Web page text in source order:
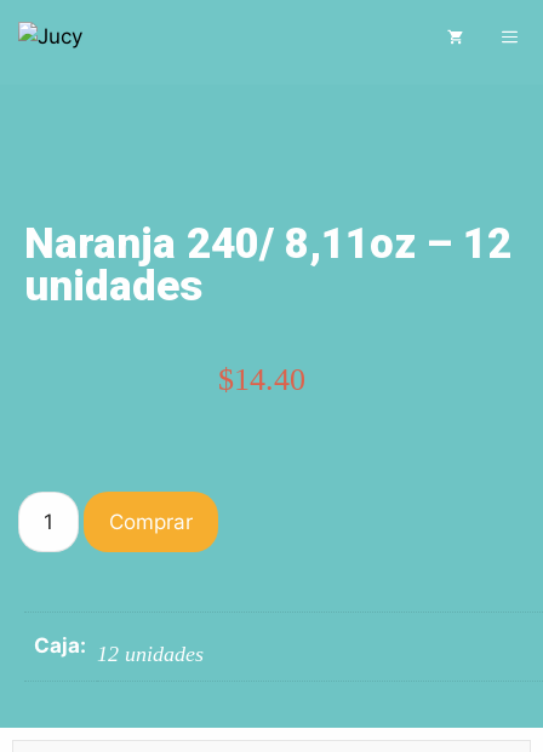
Naranja 240/ 8,11oz – 12
unidades
$14.40
Comprar
Caja: 12 unidades